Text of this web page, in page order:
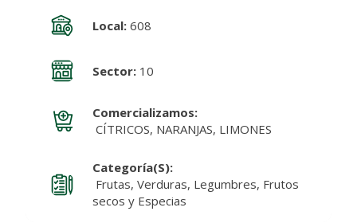
Local:608
Sector:10
Comercializamos:
CÍTRICOS, NARANJAS, LIMONES
Categoría(s):
Frutas, Verduras, Legumbres, Frutos
secos y Especias